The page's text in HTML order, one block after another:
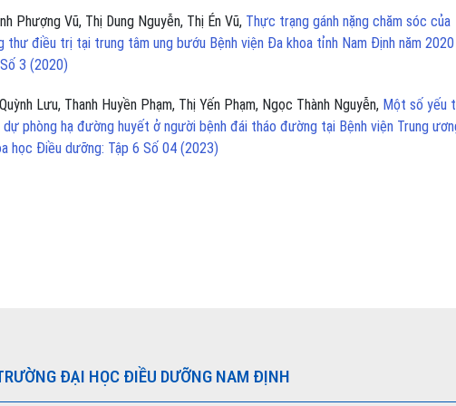
Phượng Vũ, Thị Dung Nguyễn, Thị Én Vũ, Thực trạng gánh nặng chăm sóc của
thư điều trị tại trung tâm ung bướu Bệnh viện Đa khoa tỉnh Nam Định năm 2020
3 (2020)
Lưu, Thanh Huyền Phạm, Thị Yến Phạm, Ngọc Thành Nguyễn, Một số yếu
phòng hạ đường huyết ở người bệnh đái tháo đường tại Bệnh viện Trung
học Điều dưỡng: Tập 6 Số 04 (2023)
ĐẠI HỌC ĐIỀU DƯỠNG NAM ĐỊNH